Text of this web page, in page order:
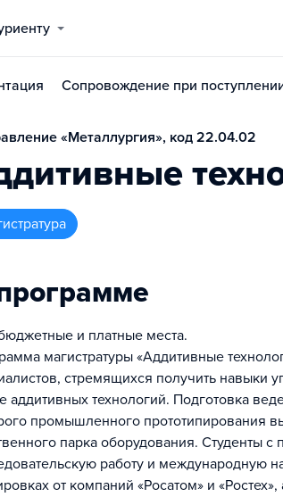
Сопровождение при
«Металлургия», код 22.04.02
и платные места.
магистратуры «Аддитивные
стремящихся получить навыки
аддитивных технологий. Подготовка
промышленного прототипирования
парка оборудования. Студенты
работу и международную
от компаний «Росатом» и